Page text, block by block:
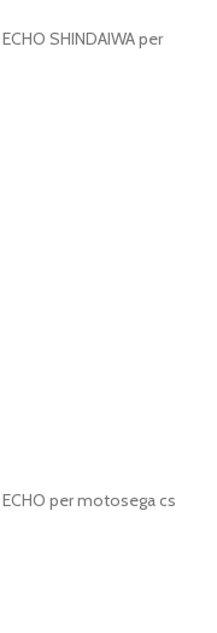
SHINDAIWA per
per motosega cs